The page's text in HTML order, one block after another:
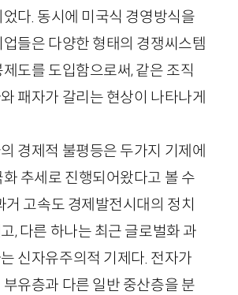
다. 동시에 미국식 경영방식을
들은 다양한 형태의 경쟁씨스템
도를 도입함으로써, 같은 조직
패자가 갈리는 현상이 나타나게
경제적 불평등은 두가지 기제에
추세로 진행되어왔다고 볼 수
거 고속도 경제발전시대의 정치
, 다른 하나는 최근 글로벌화 과
신자유주의적 기제다. 전자가
유층과 다른 일반 중산층을 분